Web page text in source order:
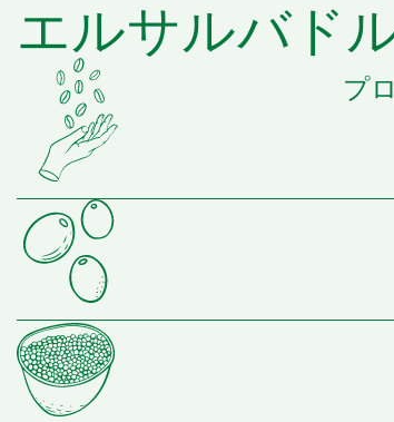
エルサルバド
プ